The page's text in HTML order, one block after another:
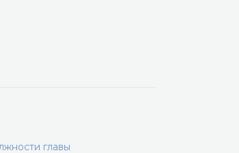
главы